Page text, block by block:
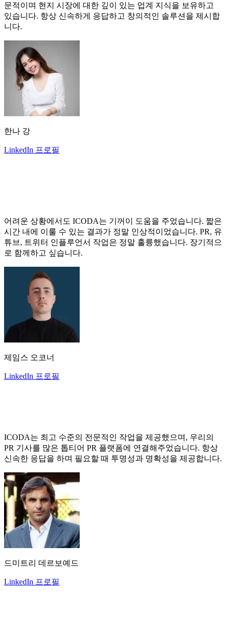
문적이며 현지 시장에 대한 깊이 있는 업계 지식을 보유하고
있습니다. 항상 신속하게 응답하고 창의적인 솔루션을 제시합
니다.
한나 강
LinkedIn 프로필
어려운 상황에서도 ICODA는 기꺼이 도움을 주었습니다. 짧은
시간 내에 이룰 수 있는 결과가 정말 인상적이었습니다. PR, 유
튜브, 트위터 인플루언서 작업은 정말 훌륭했습니다. 장기적으
로 함께하고 싶습니다.
제임스 오코너
LinkedIn 프로필
ICODA는 최고 수준의 전문적인 작업을 제공했으며, 우리의
PR 기사를 많은 톱티어 PR 플랫폼에 연결해주었습니다. 항상
신속한 응답을 하며 필요할 때 투명성과 명확성을 제공합니다.
드미트리 데르보예드
LinkedIn 프로필